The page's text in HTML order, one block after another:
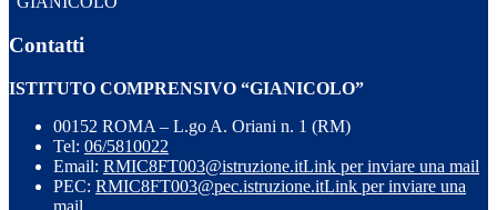
Contatti
ISTITUTO COMPRENSIVO “GIANICOLO”
00152 ROMA – L.go A. Oriani n. 1 (RM)
Tel: 06/5810022
Email: RMIC8FT003@istruzione.itLink per inviare una mail
PEC: RMIC8FT003@pec.istruzione.itLink per inviare una
mail